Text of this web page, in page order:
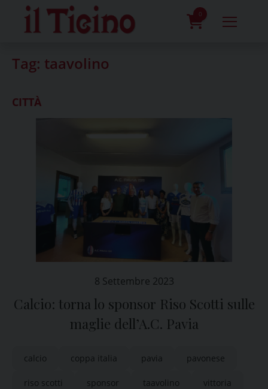
content
0
Tag: taavolino
CITTÀ
8 Settembre 2023
Calcio: torna lo sponsor Riso Scotti sulle
maglie dell’A.C. Pavia
calcio coppa italia pavia pavonese
riso scotti sponsor taavolino vittoria